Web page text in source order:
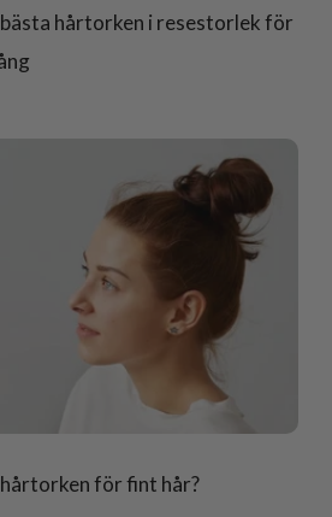
hårtorken i resestorlek för
för fint hår?